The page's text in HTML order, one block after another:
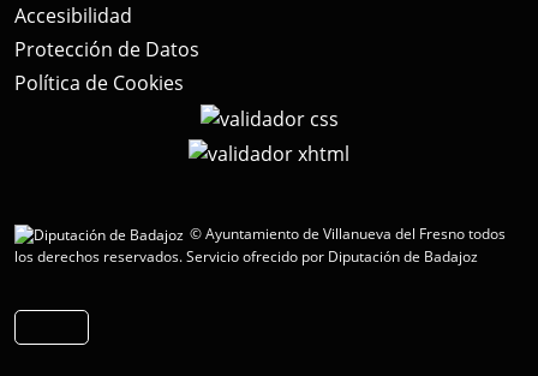
Accesibilidad
Protección de Datos
Política de Cookies
© Ayuntamiento de Villanueva del Fresno todos
los derechos reservados.Servicio ofrecido por Diputación de Badajoz